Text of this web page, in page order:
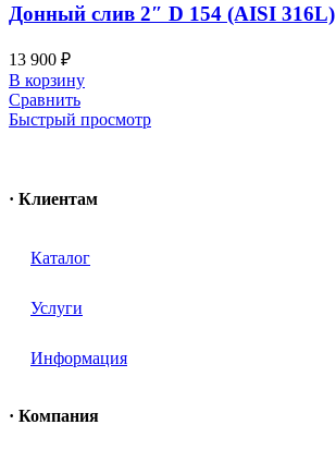
Донный слив 2″ D 154 (AISI 316L)
13 900 ₽
В корзину
Сравнить
Быстрый просмотр
· Клиентам
Каталог
Услуги
Информация
· Компания